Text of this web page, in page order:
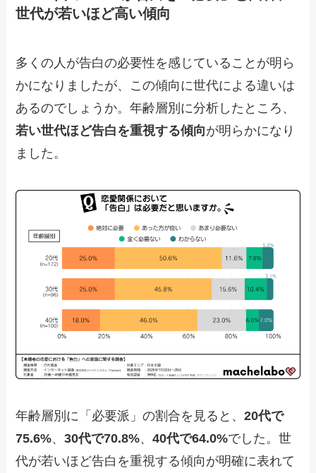
世代が若いほど高い傾向
多くの人が告白の必要性を感じていることが明ら
かになりましたが、この傾向に世代による違いは
あるのでしょうか。年齢層別に分析したところ、
若い世代ほど告白を重視する傾向が明らかになり
ました。
年齢層別に「必要派」の割合を見ると、20代で
75.6%、30代で70.8%、40代で64.0%でした。世
代が若いほど告白を重視する傾向が明確に表れて